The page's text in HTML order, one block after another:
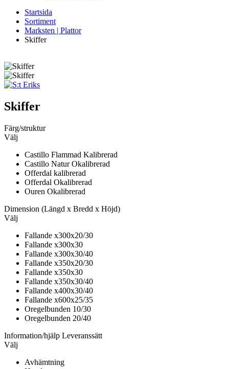
Startsida
Sortiment
Marksten | Plattor
Skiffer
Skiffer
Färg/struktur
Välj
Castillo Flammad Kalibrerad
Castillo Natur Okalibrerad
Offerdal kalibrerad
Offerdal Okalibrerad
Ouren Okalibrerad
Dimension (Längd x Bredd x Höjd)
Välj
Fallande x300x20/30
Fallande x300x30
Fallande x300x30/40
Fallande x350x20/30
Fallande x350x30
Fallande x350x30/40
Fallande x400x30/40
Fallande x600x25/35
Oregelbunden 10/30
Oregelbunden 20/40
Information/hjälp Leveranssätt
Välj
Avhämtning